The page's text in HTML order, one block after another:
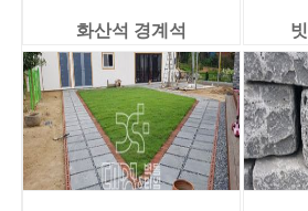
화산석 경계석